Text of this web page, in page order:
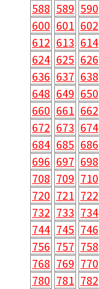
588 589 590
600 601 602
612 613 614
624 625 626
636 637 638
648 649 650
660 661 662
672 673 674
684 685 686
696 697 698
708 709 710
720 721 722
732 733 734
744 745 746
756 757 758
768 769 770
780 781 782